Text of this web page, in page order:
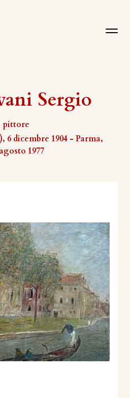
Sergio
pittore
6 dicembre 1904 - Parma,
1977